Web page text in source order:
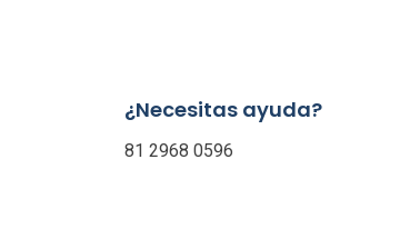
¿Necesitas ayuda?
81 2968 0596